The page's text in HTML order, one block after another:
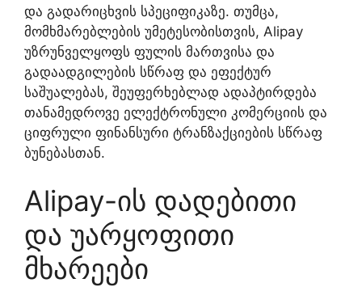
და გადარიცხვის სპეციფიკაზე. თუმცა,
მომხმარებლების უმეტესობისთვის, Alipay
უზრუნველყოფს ფულის მართვისა და
გადაადგილების სწრაფ და ეფექტურ
საშუალებას, შეუფერხებლად ადაპტირდება
თანამედროვე ელექტრონული კომერციის და
ციფრული ფინანსური ტრანზაქციების სწრაფ
ბუნებასთან.
Alipay-ის დადებითი
და უარყოფითი
მხარეები